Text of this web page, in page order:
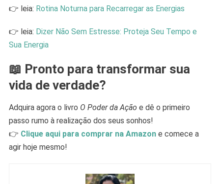
👉 leia: Rotina Noturna para Recarregar as Energias
👉 leia: Dizer Não Sem Estresse: Proteja Seu Tempo e
Sua Energia
📖 Pronto para transformar sua
vida de verdade?
Adquira agora o livro O Poder da Ação e dê o primeiro
passo rumo à realização dos seus sonhos!
👉 Clique aqui para comprar na Amazone comece a
agir hoje mesmo!